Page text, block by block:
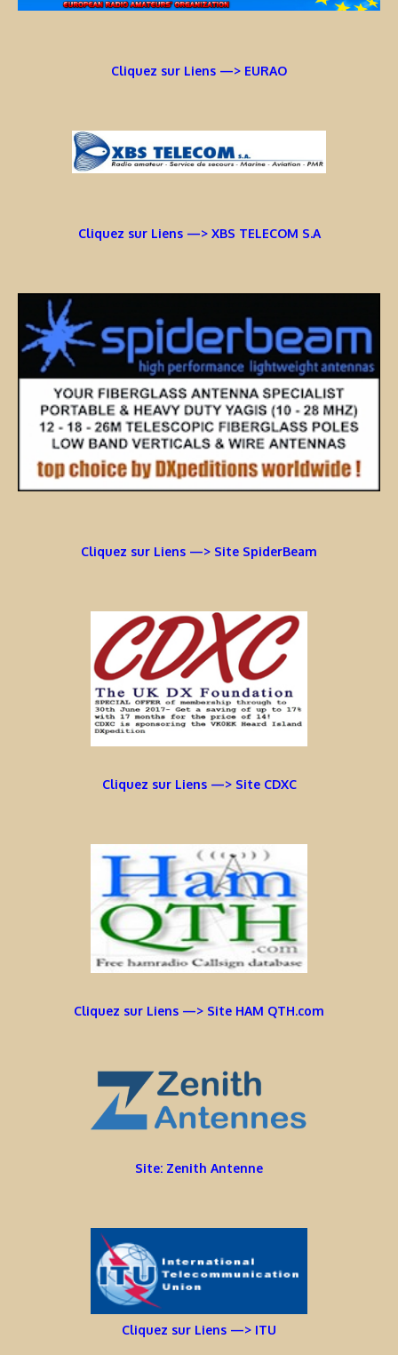
Cliquez sur Liens —> EURAO
Cliquez sur Liens —> XBS TELECOM S.A
Cliquez sur Liens —> Site SpiderBeam
Cliquez sur Liens —> Site CDXC
Cliquez sur Liens —> Site HAM QTH.com
Site: Zenith Antenne
Cliquez sur Liens —> ITU